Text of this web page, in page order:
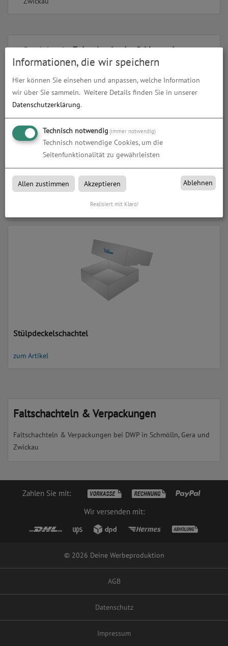
Produkte inFaltschachteln & Verpackungen
Kartenbox
Stülpdeckelschachtel
zum Artikel
Faltschachteln & Verpackungen
Faltschachteln & Verpackungen bei DWP in Schmölln, Gera und
Zwickau
Zahlen Sie mit:
Wir versenden mit:
© 2026 Deine Werbeproduktion
AGB
Datenschutz
Impressum
Informationen, die wir speichern
Hier können Sie einsehen und anpassen, welche Information
wir über Sie sammeln. Weitere Details finden Sie in unserer
Datenschutzerklärung.
Technisch notwendig (immer notwendig)
Technisch notwendige Cookies, um die
Seitenfunktionalität zu gewährleisten
Allen zustimmen Akzeptieren Ablehnen
Realisiert mit Klaro!